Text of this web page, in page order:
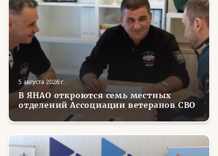
5 августа 2026 г.
В ЯНАО откроются семь местных
отделений Ассоциации ветеранов СВО